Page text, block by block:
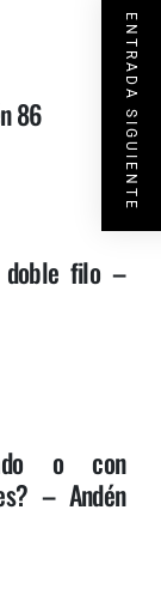
86
doble filo –
o con
– Andén
ENTRADA SIGUIENTE